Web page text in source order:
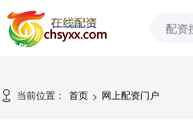
当前位置： 首页 > 网上配资门户